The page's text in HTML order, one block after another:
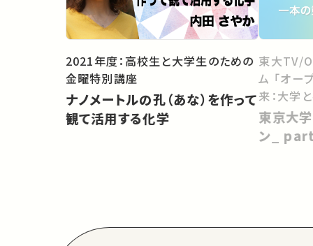
2021年度：高校生と大学生のための
金曜特別講座
ナノメートルの孔（あな）を作って
観て活用する化学
東大TV/
ム 「オー
来：大学
向けて」
東京大
ン_